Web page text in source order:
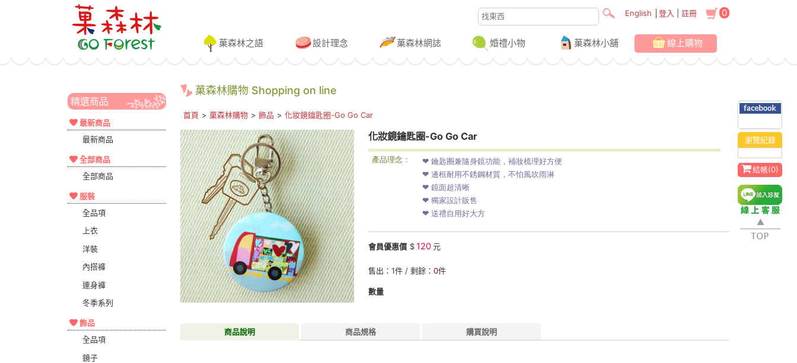
瀏覽紀錄
結帳(0)
English 登入 註冊 0
菓森林之語 設計理念 菓森林網誌 婚禮小物 菓森林小舖 線上購物
精選商品
最新商品
最新商品
全部商品
全部商品
服裝
全品項
上衣
洋裝
內搭褲
連身褲
冬季系列
飾品
全品項
鏡子
菓森林購物 Shopping on line
首頁 > 菓森林購物 > 飾品 > 化妝鏡鑰匙圈-Go Go Car
化妝鏡鑰匙圈-Go Go Car
產品理念：
❤ 鑰匙圈兼隨身鏡功能，補妝梳理好方便
❤ 邊框耐用不銹鋼材質，不怕風吹雨淋
❤ 鏡面超清晰
❤ 獨家設計販售
❤ 送禮自用好大方
會員優惠價 $ 120 元
售出： 1件 / 剩餘： 0件
數量
商品說明 商品規格 購買說明